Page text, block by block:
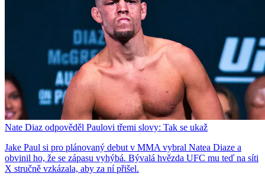
Nate Diaz odpověděl Paulovi třemi slovy: Tak se ukaž
Jake Paul si pro plánovaný debut v MMA vybral Natea Diaze a
obvinil ho, že se zápasu vyhýbá. Bývalá hvězda UFC mu teď na síti
X stručně vzkázala, aby za ní přišel.